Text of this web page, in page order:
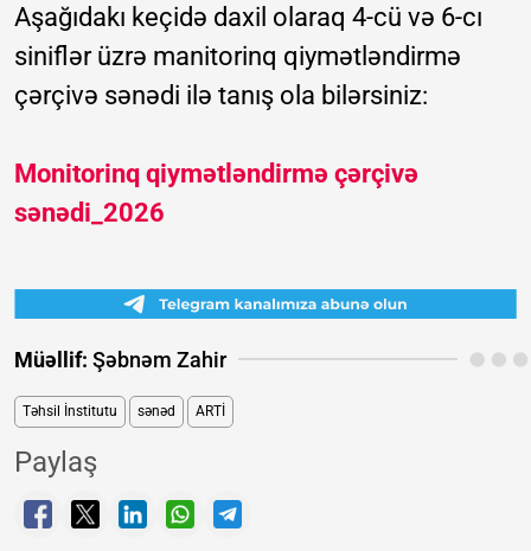
Aşağıdakı keçidə daxil olaraq 4-cü və 6-cı
siniflər üzrə manitorinq qiymətləndirmə
çərçivə sənədi ilə tanış ola bilərsiniz:
Monitorinq qiymətləndirmə çərçivə
sənədi_2026
Müəllif: Şəbnəm Zahir
Təhsil İnstitutu sənəd ARTİ
Paylaş